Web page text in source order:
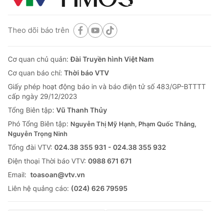
Theo dõi báo trên
Cơ quan chủ quản:Đài Truyền hình Việt Nam
Cơ quan báo chí: Thời báo VTV
Giấy phép hoạt động báo in và báo điện tử số 483/GP-BTTTT
cấp ngày 29/12/2023
Tổng Biên tập: Vũ Thanh Thủy
Phó Tổng Biên tập: Nguyễn Thị Mỹ Hạnh, Phạm Quốc Thắng,
Nguyễn Trọng Ninh
Tổng đài VTV: 024.38 355 931 - 024.38 355 932
Ðiện thoại Thời báo VTV: 0988 671 671
Email: toasoan@vtv.vn
Liên hệ quảng cáo: (024) 626 79595